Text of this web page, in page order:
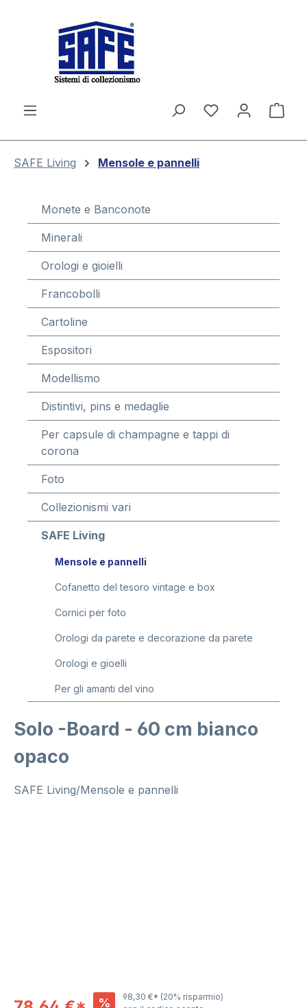
Il
SAFE Living Mensole e pannelli
Monete e Banconote
Minerali
Orologi e gioielli
Francobolli
Cartoline
Espositori
Modellismo
Distintivi, pins e medaglie
Per capsule di champagne e tappi di
corona
Foto
Collezionismi vari
SAFE Living
Mensole e pannelli
Cofanetto del tesoro vintage e box
Cornici per foto
Orologi da parete e decorazione da parete
Orologi e gioelli
Per gli amanti del vino
Solo -Board - 60 cm bianco
opaco
SAFE Living/Mensole e pannelli
% 98,30 €* (20% risparmio)